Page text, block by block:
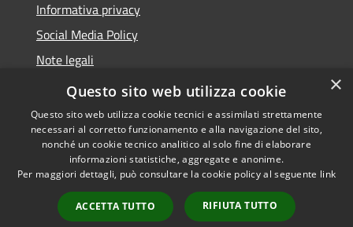
Informativa privacy
Social Media Policy
Note legali
Dichiarazione di accessibilità
Accessibilità
Copyright © 2026 • Comune di
Turate • Powered by
Municipium•
Accesso
redazione
×
Questo sito web utilizza cookie
Questo sito web utilizza cookie tecnici e assimilati strettamente
necessari al corretto funzionamento e alla navigazione del sito,
nonché un cookie tecnico analitico al solo fine di elaborare
informazioni statistiche, aggregate e anonime.
Per maggiori dettagli, può consultare la cookie policy al seguente link
ACCETTA TUTTO RIFIUTA TUTTO